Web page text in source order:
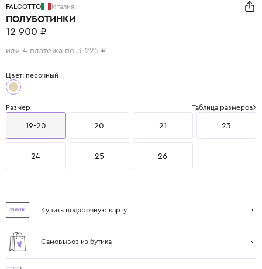
FALCOTTO Италия
ПОЛУБОТИНКИ
12 900 ₽
или 4 платежа по 3 225 ₽
Цвет: песочный
Размер Таблица размеров
19-20 20 21 23
24 25 26
Купить подарочную карту
Самовывоз из бутика